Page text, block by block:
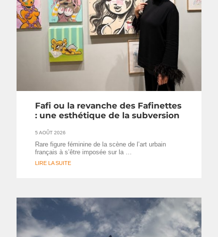
Fafi ou la revanche des Fafinettes
: une esthétique de la subversion
5 AOÛT 2026
Rare figure féminine de la scène de l’art urbain
français à s’être imposée sur la …
LIRE LA SUITE